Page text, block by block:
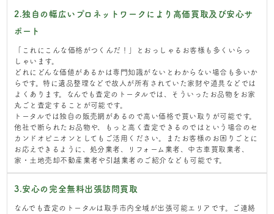
2.独自の幅広いプロネットワークにより高価買取及び安心サ
ポート
「これにこんな価格がつくんだ！」とおっしゃるお客様も多くいらっ
しゃいます。
どれにどんな価値があるかは専門知識がないとわからない場合も多いか
らです。特に遺品整理などで故人が所有されていた家財や道具などでは
よくあります。なんでも査定のトータルでは、そういったお品物をお家
丸ごと査定することが可能です。
トータルでは独自の販売網があるので高い価格で買い取りが可能です。
他社で断られたお品物や、もっと高く査定できるのではという場合のセ
カンドオピニオンとしてもご活用ください。またお客様のお困りごとに
お応えできるように、処分業者、リフォーム業者、中古車買取業者、
家・土地売却不動産業者や引越業者のご紹介なども可能です。
3.安心の完全無料出張訪問買取
なんでも査定のトータルは取手市内全域が出張可能エリアです。ご連絡